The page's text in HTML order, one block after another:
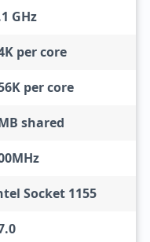
GHz
per core
per core
shared
Socket 1155